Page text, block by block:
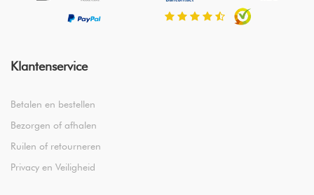
daardoor mogelijk geen Better Cotton. Zie
Klantenservice
Betalen en bestellen
Bezorgen of afhalen
Ruilen of retourneren
Privacy en Veiligheid